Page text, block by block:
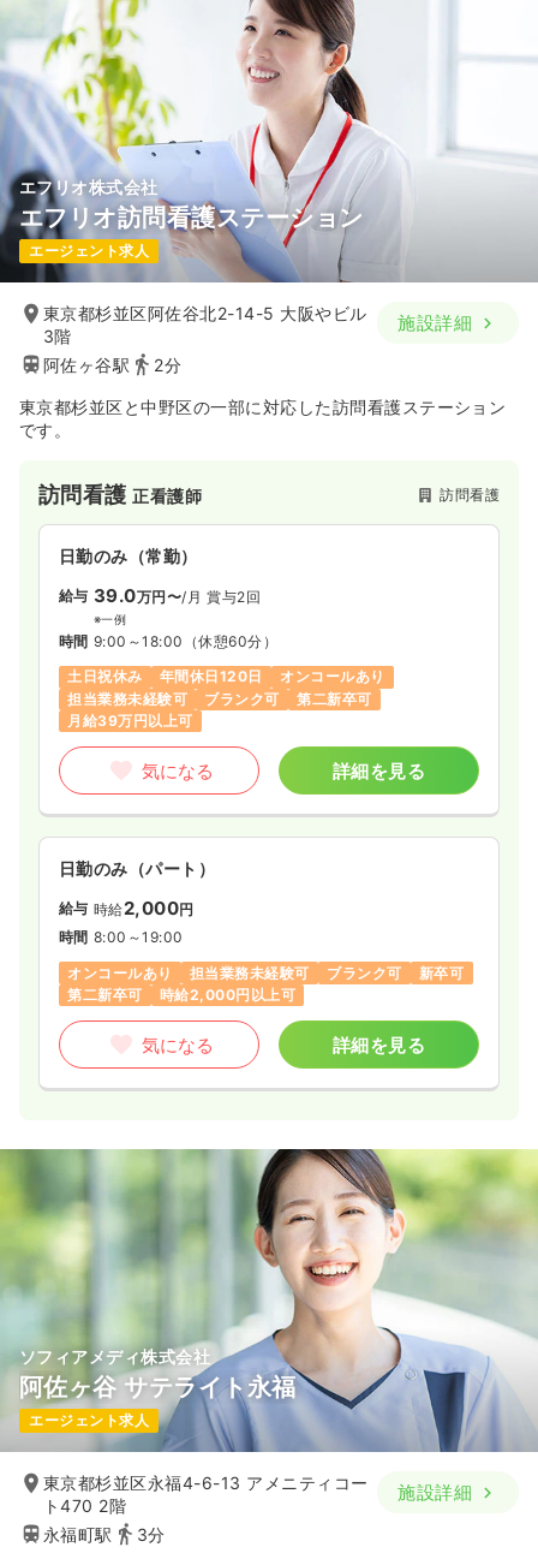
エフリオ株式会社
エフリオ訪問看護ステーション
エージェント求人
東京都杉並区阿佐谷北2-14-5 大阪やビル
3階
阿佐ヶ谷駅
2分
施設詳細
東京都杉並区と中野区の一部に対応した訪問看護ステーション
です。
訪問看護正看護師 訪問看護
日勤のみ（常勤）
給与 39.0万円〜/月 賞与2回
※一例
時間 9:00～18:00 （休憩60分）
土日祝休み
年間休日120日
オンコールあり
担当業務未経験可
ブランク可
第二新卒可
月給39万円以上可
気になる 詳細を見る
日勤のみ（パート）
給与 時給2,000円
時間 8:00～19:00
オンコールあり
担当業務未経験可 ブランク可
新卒可
第二新卒可
時給2,000円以上可
気になる 詳細を見る
ソフィアメディ株式会社
阿佐ヶ谷 サテライト永福
エージェント求人
東京都杉並区永福4-6-13 アメニティコー
ト470 2階
永福町駅
3分
施設詳細